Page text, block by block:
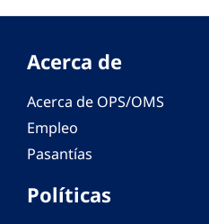
Acerca de
Acerca de OPS/OMS
Empleo
Pasantías
Políticas